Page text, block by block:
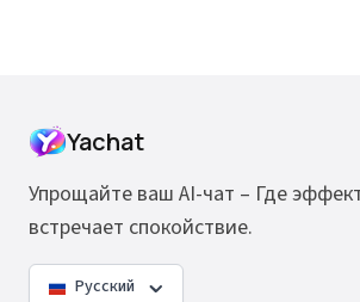
Yachat
Упрощайте ваш AI-чат – Где
встречает спокойствие.
Русский